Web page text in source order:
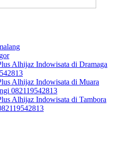
Alhijaz Indowisata di Dramaga
Alhijaz Indowisata di Muara
082119542813
Alhijaz Indowisata di Tambora